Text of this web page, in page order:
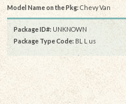
Model Name on the Pkg: Chevy Van
Package ID#: UNKNOWN
Package Type Code: BL L us